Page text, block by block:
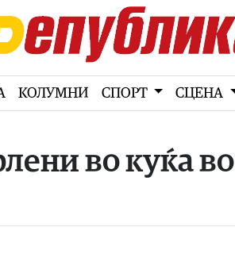
КОЛУМНИ СПОРТ СЦЕНА
во куќа во